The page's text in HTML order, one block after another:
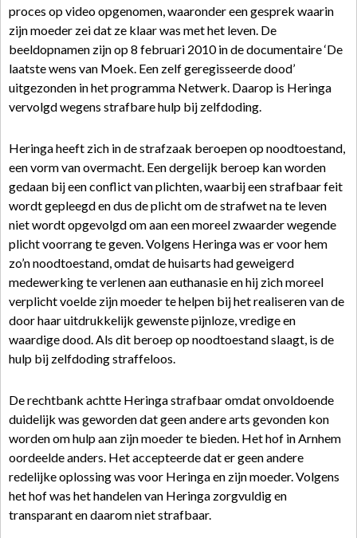
proces op video opgenomen, waaronder een gesprek waarin
zijn moeder zei dat ze klaar was met het leven. De
beeldopnamen zijn op 8 februari 2010 in de documentaire ‘De
laatste wens van Moek. Een zelf geregisseerde dood’
uitgezonden in het programma Netwerk. Daarop is Heringa
vervolgd wegens strafbare hulp bij zelfdoding.
Heringa heeft zich in de strafzaak beroepen op noodtoestand,
een vorm van overmacht. Een dergelijk beroep kan worden
gedaan bij een conflict van plichten, waarbij een strafbaar feit
wordt gepleegd en dus de plicht om de strafwet na te leven
niet wordt opgevolgd om aan een moreel zwaarder wegende
plicht voorrang te geven. Volgens Heringa was er voor hem
zo’n noodtoestand, omdat de huisarts had geweigerd
medewerking te verlenen aan euthanasie en hij zich moreel
verplicht voelde zijn moeder te helpen bij het realiseren van de
door haar uitdrukkelijk gewenste pijnloze, vredige en
waardige dood. Als dit beroep op noodtoestand slaagt, is de
hulp bij zelfdoding straffeloos.
De rechtbank achtte Heringa strafbaar omdat onvoldoende
duidelijk was geworden dat geen andere arts gevonden kon
worden om hulp aan zijn moeder te bieden. Het hof in Arnhem
oordeelde anders. Het accepteerde dat er geen andere
redelijke oplossing was voor Heringa en zijn moeder. Volgens
het hof was het handelen van Heringa zorgvuldig en
transparant en daarom niet strafbaar.